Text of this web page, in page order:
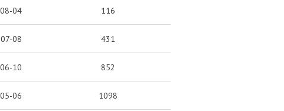
04 116
08 431
10 852
06 1098